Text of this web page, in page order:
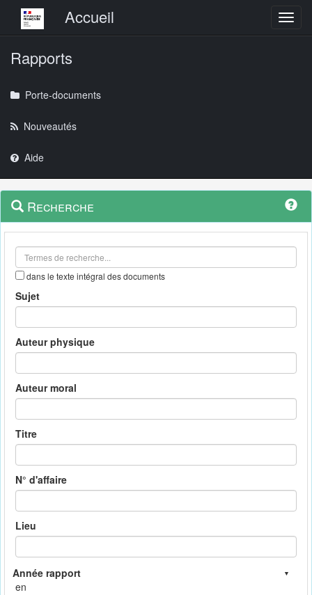
Menu principalAccueil
Rapports
Porte-documents
Nouveautés
Aide
Navigation
outils
Menu
contextuel
Recherche
dans le texte intégral des documents
Sujet
Auteur physique
Auteur moral
Titre
N° d'affaire
Lieu
en